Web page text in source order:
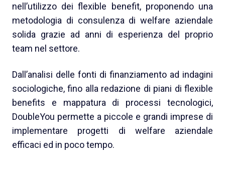
nell’utilizzo dei flexible benefit, proponendo una
metodologia di consulenza di welfare aziendale
solida grazie ad anni di esperienza del proprio
team nel settore.
Dall’analisi delle fonti di finanziamento ad indagini
sociologiche, fino alla redazione di piani di flexible
benefits e mappatura di processi tecnologici,
DoubleYou permette a piccole e grandi imprese di
implementare progetti di welfare aziendale
efficaci ed in poco tempo.